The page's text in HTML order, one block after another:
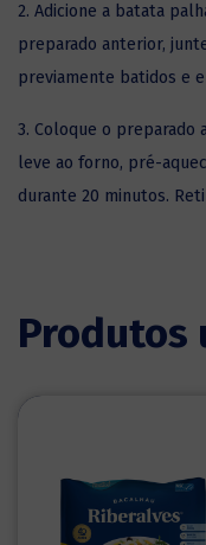
2. Adicione a batata
preparado anterior,
previamente batidos e
3. Coloque o
leve ao forno, pré-
durante 20 minutos.
Produtos